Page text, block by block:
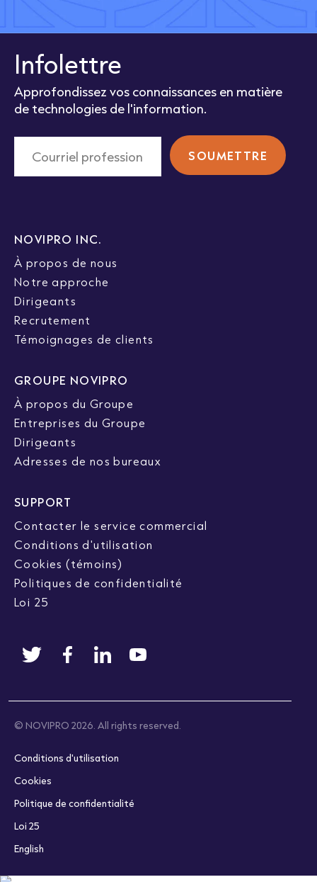
Infolettre
Approfondissez vos connaissances en matière
de technologies de l'information.
NOVIPRO INC.
À propos de nous
Notre approche
Dirigeants
Recrutement
Témoignages de clients
GROUPE NOVIPRO
À propos du Groupe
Entreprises du Groupe
Dirigeants
Adresses de nos bureaux
SUPPORT
Contacter le service commercial
Conditions d'utilisation
Cookies (témoins)
Politiques de confidentialité
Loi 25
© NOVIPRO 2026. All rights reserved.
Conditions d'utilisation
Cookies
Politique de confidentialité
Loi 25
English